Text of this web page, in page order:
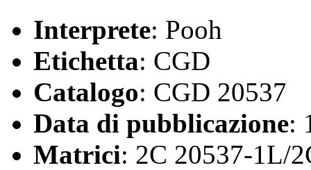
Interprete: Pooh
Etichetta: CGD
Catalogo: CGD 20537
Data di pubblicazione:
Matrici: 2C 20537-1L/